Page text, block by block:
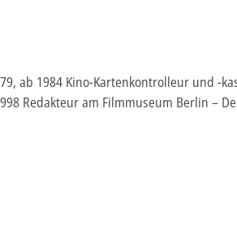
ab 1984 Kino-Kartenkontrolleur und -
Redakteur am Filmmuseum Berlin –